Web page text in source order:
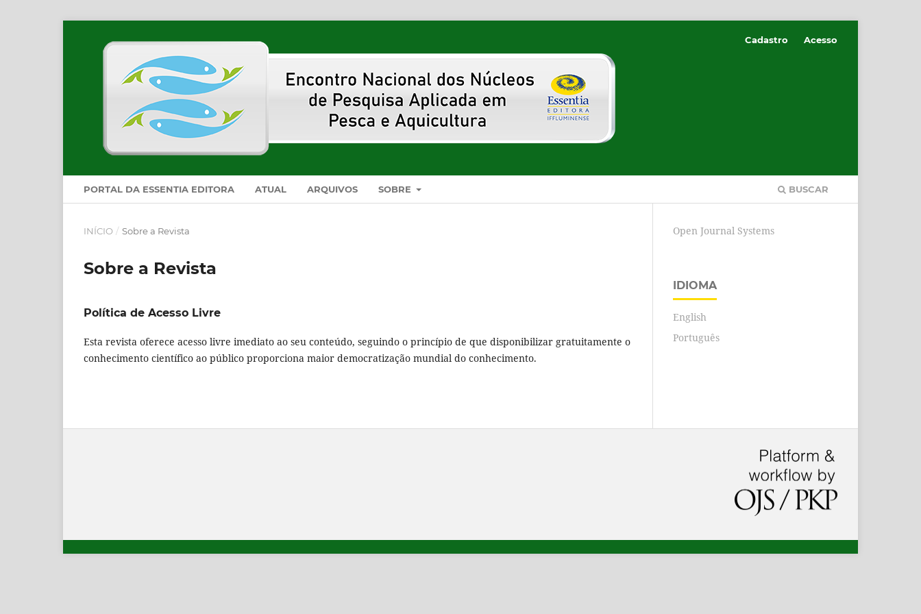
PORTAL DA ESSENTIA EDITORA ATUAL ARQUIVOS SOBRE BUSCAR
Cadastro Acesso
INÍCIO / Sobre a Revista
Sobre a Revista
Política de Acesso Livre
Esta revista oferece acesso livre imediato ao seu conteúdo, seguindo o princípio de que disponibilizar gratuitamente o
conhecimento científico ao público proporciona maior democratização mundial do conhecimento.
Open Journal Systems
IDIOMA
English
Português